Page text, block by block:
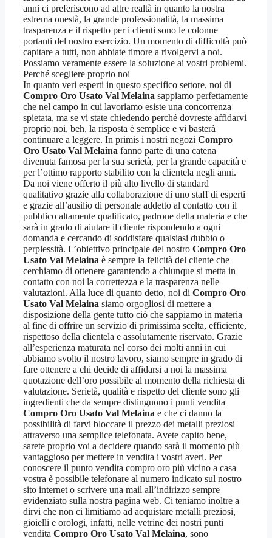
anni ci preferiscono ad altre realtà in quanto la nostra
estrema onestà, la grande professionalità, la massima
trasparenza e il rispetto per i clienti sono le colonne
portanti del nostro esercizio. Un momento di difficoltà può
capitare a tutti, non abbiate timore a rivolgervi a noi.
Possiamo veramente essere la soluzione ai vostri problemi.
Perché scegliere proprio noi
In quanto veri esperti in questo specifico settore, noi di
Compro Oro Usato Val Melaina sappiamo perfettamente
che nel campo in cui lavoriamo esiste una concorrenza
spietata, ma se vi state chiedendo perché dovreste affidarvi
proprio noi, beh, la risposta è semplice e vi basterà
continuare a leggere. In primis i nostri negozi Compro
Oro Usato Val Melaina fanno parte di una catena
divenuta famosa per la sua serietà, per la grande capacità e
per l’ottimo rapporto stabilito con la clientela negli anni.
Da noi viene offerto il più alto livello di standard
qualitativo grazie alla collaborazione di uno staff di esperti
e grazie all’ausilio di personale addetto al contatto con il
pubblico altamente qualificato, padrone della materia e che
sarà in grado di aiutare il cliente rispondendo a ogni
domanda e cercando di soddisfare qualsiasi dubbio o
perplessità. L’obiettivo principale del nostro Compro Oro
Usato Val Melaina è sempre la felicità del cliente che
cerchiamo di ottenere garantendo a chiunque si metta in
contatto con noi la correttezza e la trasparenza nelle
valutazioni. Alla luce di quanto detto, noi di Compro Oro
Usato Val Melaina siamo orgogliosi di mettere a
disposizione della gente tutto ciò che sappiamo in materia
al fine di offrire un servizio di primissima scelta, efficiente,
rispettoso della clientela e assolutamente riservato. Grazie
all’esperienza maturata nel corso dei molti anni in cui
abbiamo svolto il nostro lavoro, siamo sempre in grado di
fare ottenere a chi decide di affidarsi a noi la massima
quotazione dell’oro possibile al momento della richiesta di
valutazione. Serietà, qualità e rispetto del cliente sono gli
ingredienti che da sempre distinguono i punti vendita
Compro Oro Usato Val Melaina e che ci danno la
possibilità di farvi bloccare il prezzo dei metalli preziosi
attraverso una semplice telefonata. Avete capito bene,
sarete proprio voi a decidere quando sarà il momento più
vantaggioso per mettere in vendita i vostri averi. Per
conoscere il punto vendita compro oro più vicino a casa
vostra è possibile telefonare al numero indicato sul nostro
sito internet o scrivere una mail all’indirizzo sempre
evidenziato sulla nostra pagina web. Ci teniamo inoltre a
dirvi che non ci limitiamo ad acquistare metalli preziosi,
gioielli e orologi, infatti, nelle vetrine dei nostri punti
vendita Compro Oro Usato Val Melaina, sono